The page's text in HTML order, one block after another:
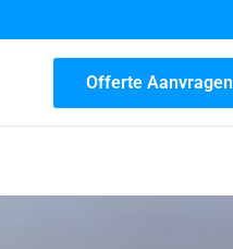
Offerte Aanvragen